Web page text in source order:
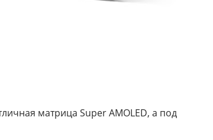
матрица Super AMOLED, а под